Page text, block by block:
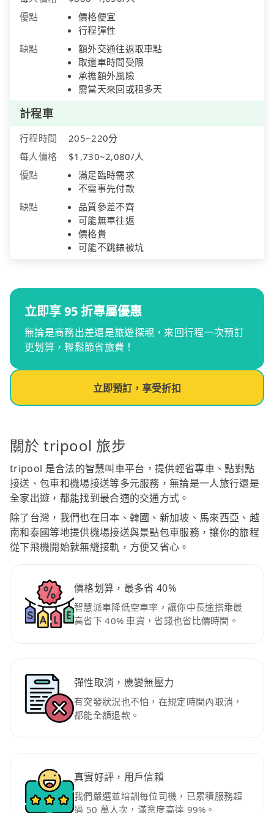
優點
價格便宜
行程彈性
缺點
額外交通往返取車點
取還車時間受限
承擔額外風險
需當天來回或租多天
計程車
行程時間
205~220分
每人價格
$1,730~2,080/人
優點
滿足臨時需求
不需事先付款
缺點
品質參差不齊
可能無車往返
價格貴
可能不跳錶被坑
立即享 95 折專屬優惠
無論是商務出差還是旅遊探親，來回行程一次預訂
更划算，輕鬆節省旅費！
立即預訂，享受折扣
關於 tripool 旅步
tripool 是合法的智慧叫車平台，提供輕省專車、點對點
接送、包車和機場接送等多元服務，無論是一人旅行還是
全家出遊，都能找到最合適的交通方式。
除了台灣，我們也在日本、韓國、新加坡、馬來西亞、越
南和泰國等地提供機場接送與景點包車服務，讓你的旅程
從下飛機開始就無縫接軌，方便又省心。
價格划算，最多省 40%
智慧派車降低空車率，讓你中長途搭乘最
高省下 40% 車資，省錢也省比價時間。
彈性取消，應變無壓力
有突發狀況也不怕，在規定時間內取消，
都能全額退款。
真實好評，用戶信賴
我們嚴選並培訓每位司機，已累積服務超
過 50 萬人次，滿意度高達 99%。